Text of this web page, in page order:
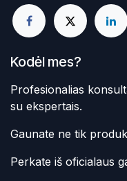
Kodėl mes?
Profesionalias
su ekspertais.
Gaunate ne tik
Perkate iš oficialaus